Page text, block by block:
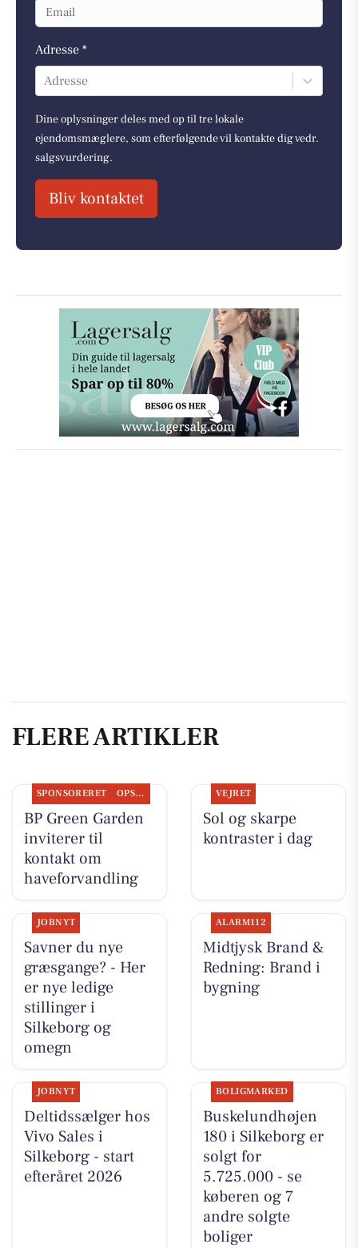
Adresse *
Adresse
Dine oplysninger deles med op til tre lokale
ejendomsmæglere, som efterfølgende vil kontakte dig vedr.
salgsvurdering.
Bliv kontaktet
FLERE ARTIKLER
SPONSORERET OPSLAGSTAVLEN
BP Green Garden
inviterer til
kontakt om
haveforvandling
VEJRET
Sol og skarpe
kontraster i dag
JOBNYT
Savner du nye
græsgange? - Her
er nye ledige
stillinger i
Silkeborg og
omegn
ALARM112
Midtjysk Brand &
Redning: Brand i
bygning
JOBNYT
Deltidssælger hos
Vivo Sales i
Silkeborg - start
efteråret 2026
BOLIGMARKED
Buskelundhøjen
180 i Silkeborg er
solgt for
5.725.000 - se
køberen og 7
andre solgte
boliger